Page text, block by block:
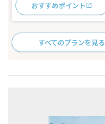
おすすめポイント
すべてのプランを見る